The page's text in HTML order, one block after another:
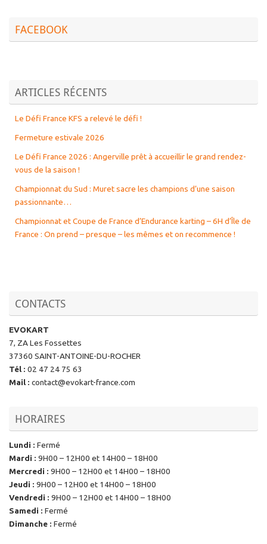
FACEBOOK
ARTICLES RÉCENTS
Le Défi France KFS a relevé le défi !
Fermeture estivale 2026
Le Défi France 2026 : Angerville prêt à accueillir le grand rendez-
vous de la saison !
Championnat du Sud : Muret sacre les champions d’une saison
passionnante…
Championnat et Coupe de France d’Endurance karting – 6H d’Île de
France : On prend – presque – les mêmes et on recommence !
CONTACTS
EVOKART
7, ZA Les Fossettes
37360 SAINT-ANTOINE-DU-ROCHER
Tél : 02 47 24 75 63
Mail : contact@evokart-france.com
HORAIRES
Lundi : Fermé
Mardi : 9H00 – 12H00 et 14H00 – 18H00
Mercredi : 9H00 – 12H00 et 14H00 – 18H00
Jeudi : 9H00 – 12H00 et 14H00 – 18H00
Vendredi : 9H00 – 12H00 et 14H00 – 18H00
Samedi : Fermé
Dimanche : Fermé